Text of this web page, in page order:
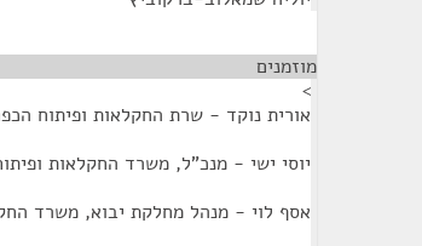
מוזמנים
>
אורית נוקד - שרת החקלאות ופיתוח
יוסי ישי - מנכ"ל, משרד החקלאות
אסף לוי - מנהל מחלקת יבוא, משרד